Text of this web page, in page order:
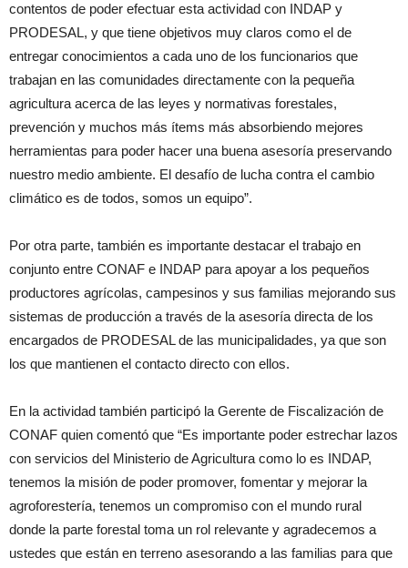
contentos de poder efectuar esta actividad con INDAP y
PRODESAL, y que tiene objetivos muy claros como el de
entregar conocimientos a cada uno de los funcionarios que
trabajan en las comunidades directamente con la pequeña
agricultura acerca de las leyes y normativas forestales,
prevención y muchos más ítems más absorbiendo mejores
herramientas para poder hacer una buena asesoría preservando
nuestro medio ambiente. El desafío de lucha contra el cambio
climático es de todos, somos un equipo”.
Por otra parte, también es importante destacar el trabajo en
conjunto entre CONAF e INDAP para apoyar a los pequeños
productores agrícolas, campesinos y sus familias mejorando sus
sistemas de producción a través de la asesoría directa de los
encargados de PRODESAL de las municipalidades, ya que son
los que mantienen el contacto directo con ellos.
En la actividad también participó la Gerente de Fiscalización de
CONAF quien comentó que “Es importante poder estrechar lazos
con servicios del Ministerio de Agricultura como lo es INDAP,
tenemos la misión de poder promover, fomentar y mejorar la
agroforestería, tenemos un compromiso con el mundo rural
donde la parte forestal toma un rol relevante y agradecemos a
ustedes que están en terreno asesorando a las familias para que